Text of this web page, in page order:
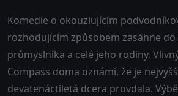
Komedie o okouzlujícím
rozhodujícím způsobem zasáhne
průmyslníka a celé jeho rodiny.
Compass doma oznámí, že je
devatenáctiletá dcera provdala.